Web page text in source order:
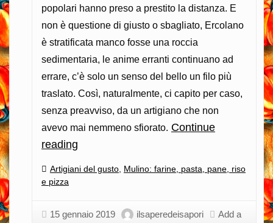
popolari hanno preso a prestito la distanza. E
non è questione di giusto o sbagliato, Ercolano
è stratificata manco fosse una roccia
sedimentaria, le anime erranti continuano ad
errare, c’è solo un senso del bello un filo più
traslato. Così, naturalmente, ci capito per caso,
senza preavviso, da un artigiano che non
avevo mai nemmeno sfiorato. Continue
reading
pizza
Categories:
Artigiani del gusto Mulino: farine, pasta, pane, riso
e pizza
15 gennaio 2019 ilsaperedeisapori
Add a